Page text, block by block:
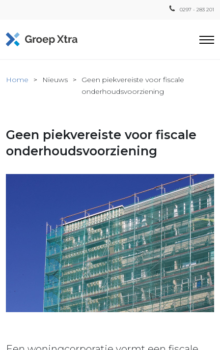
0297 - 283 201
Xtra
Home Nieuws
Geen piekvereiste voor fiscale
onderhoudsvoorziening
Geen piekvereiste voor fiscale
onderhoudsvoorziening